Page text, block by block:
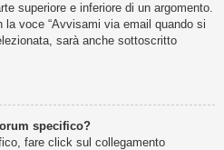
superiore e inferiore di un argomento.
la voce “Avvisami via email quando si
sarà anche sottoscritto
specifico?
fare click sul collegamento